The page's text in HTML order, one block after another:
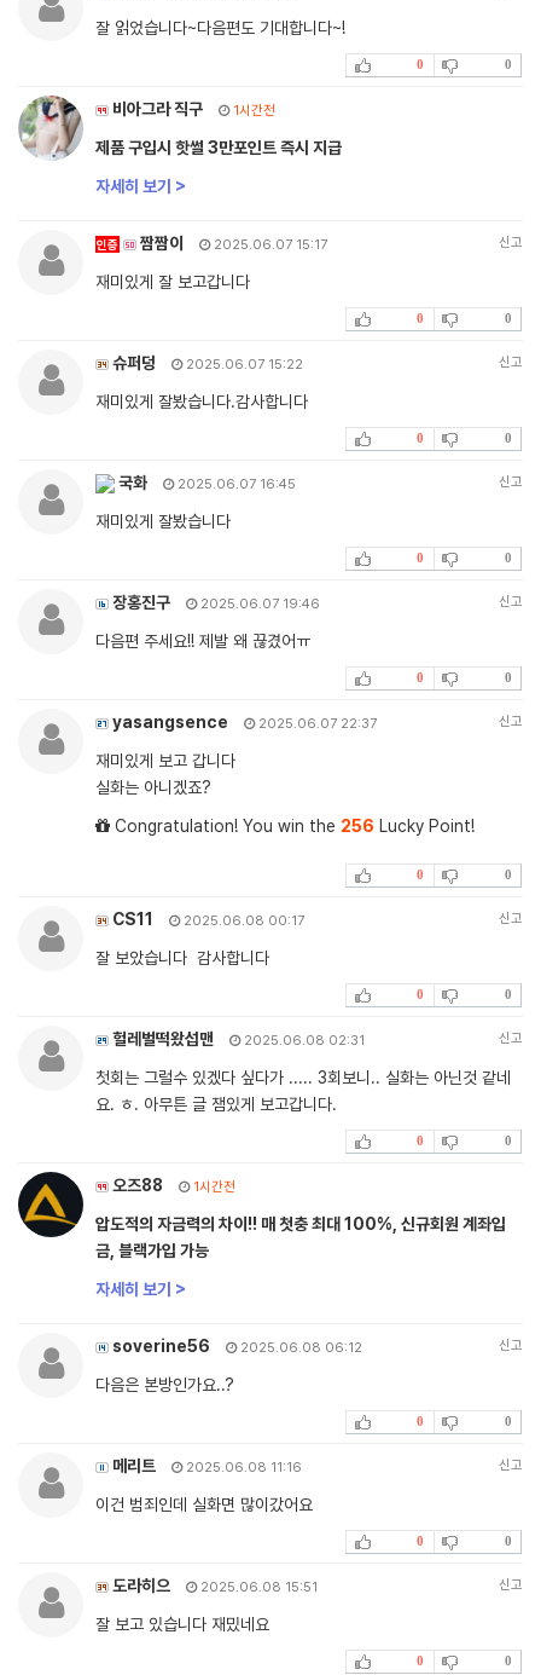
잘 읽었습니다~다음편도 기대합니다~!
0 0
비아그라 직구 1시간전
제품 구입시 핫썰 3만포인트 즉시 지급
자세히 보기 >
인증 짬짬이 2025.06.07 15:17 신고
재미있게 잘 보고갑니다
0 0
슈퍼덩 2025.06.07 15:22 신고
재미있게 잘봤습니다.감사합니다
0 0
국화 2025.06.07 16:45 신고
재미있게 잘봤습니다
0 0
장홍진구 2025.06.07 19:46 신고
다음편 주세요!! 제발 왜 끊겼어ㅠ
0 0
yasangsence 2025.06.07 22:37 신고
재미있게 보고 갑니다
실화는 아니겠죠?
Congratulation! You win the 256 Lucky Point!
0 0
CS11 2025.06.08 00:17 신고
잘 보았습니다 감사합니다
0 0
헐레벌떡왔섭맨 2025.06.08 02:31 신고
첫회는 그럴수 있겠다 싶다가 ..... 3회보니.. 실화는 아닌것 같네
요. ㅎ. 아무튼 글 잼있게 보고갑니다.
0 0
오즈88 1시간전
압도적의 자금력의 차이!! 매 첫충 최대 100%, 신규회원 계좌입
금, 블랙가입 가능
자세히 보기 >
soverine56 2025.06.08 06:12 신고
다음은 본방인가요..?
0 0
메리트 2025.06.08 11:16 신고
이건 범죄인데 실화면 많이갔어요
0 0
도라히으 2025.06.08 15:51 신고
잘 보고 있습니다 재밌네요
0 0